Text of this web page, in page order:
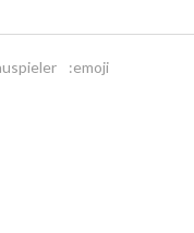
:emoji